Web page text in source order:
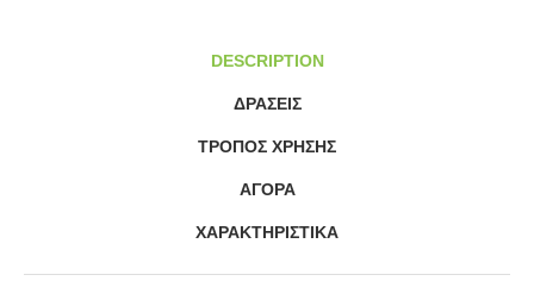
DESCRIPTION
ΔΡΑΣΕΙΣ
ΤΡΌΠΟΣ ΧΡΉΣΗΣ
ΑΓΟΡΆ
ΧΑΡΑΚΤΗΡΙΣΤΙΚΆ